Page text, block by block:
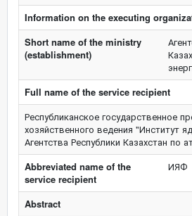
Information on the executing
Short name of the ministry
(establishment)
Full name of the service recipient
Республиканское государственное
хозяйственного ведения "Институт
Агентства Республики Казахстан по
Abbreviated name of the
service recipient
ИЯФ
Abstract